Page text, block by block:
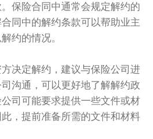
保险合同中通常会规定解约的
同中的解约条款可以帮助业主
约的情况。
决定解约，建议与保险公司进
沟通，可以更好地了解解约政
司可能要求提供一些文件或材
，提前准备所需的文件和材料